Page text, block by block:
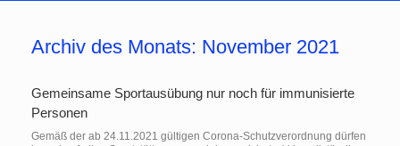
Archiv des Monats: November 2021
Gemeinsame Sportausübung nur noch für immunisierte
Personen
Gemäß der ab 24.11.2021 gültigen Corona-Schutzverordnung dürfen